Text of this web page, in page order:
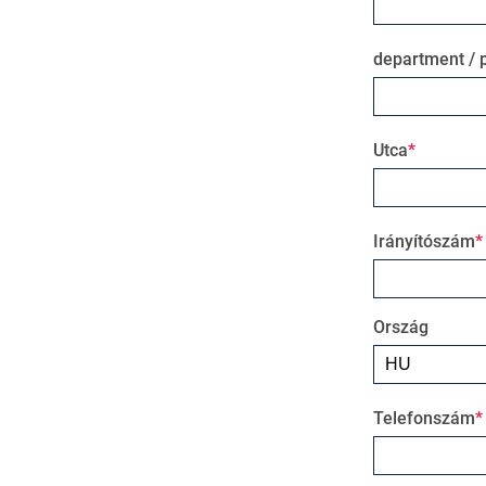
department /
Utca
Irányítószám
Ország
Telefonszám